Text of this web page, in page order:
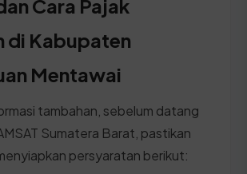
Cara Pajak
di Kabupaten
Mentawai
tambahan, sebelum datang
Sumatera Barat, pastikan
persyaratan berikut: